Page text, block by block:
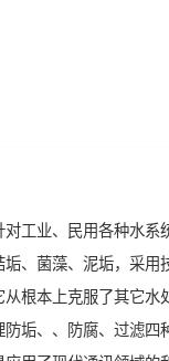
对工业、民用各种水系
垢、菌藻、泥垢，采用
从根本上克服了其它水
防垢、、防腐、过滤四